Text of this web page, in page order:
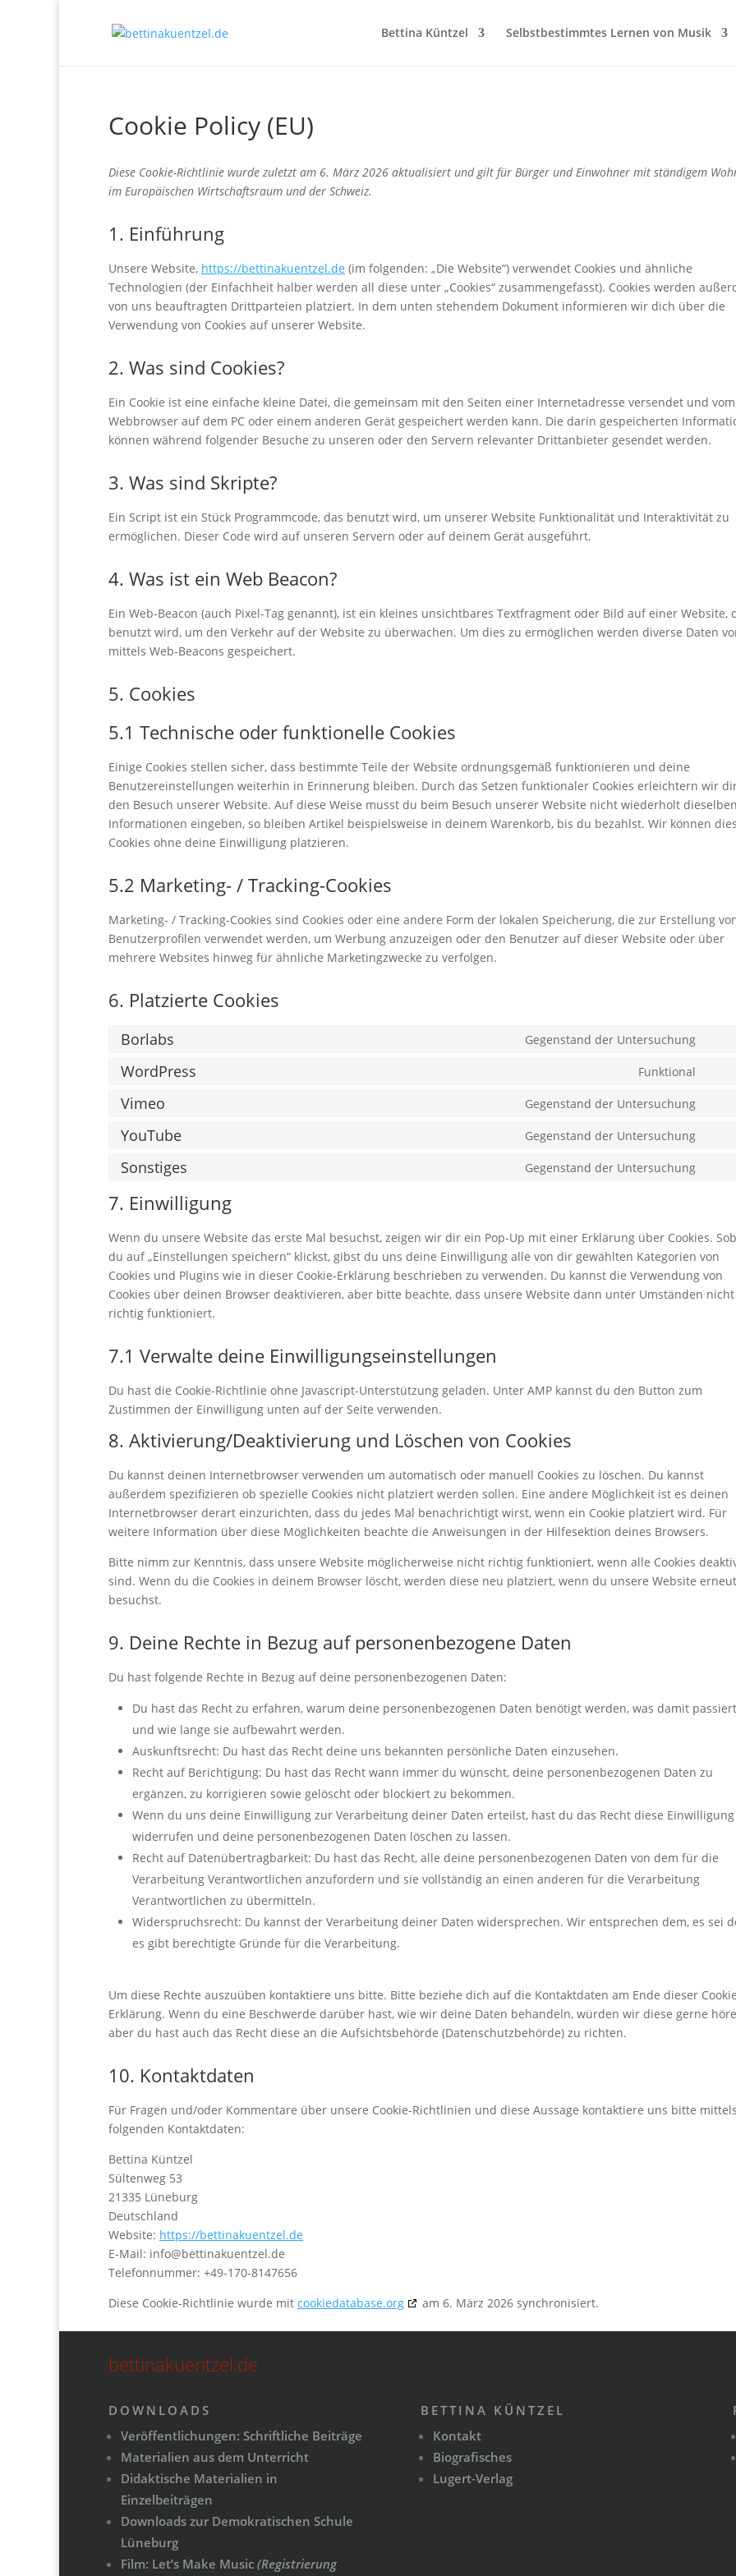
Bettina Küntzel Selbstbestimmtes Lernen von Musik
Cookie Policy (EU)
Diese Cookie-Richtlinie wurde zuletzt am 6. März 2026 aktualisiert und gilt für Bürger und Einwohner mit ständigem
im Europäischen Wirtschaftsraum und der Schweiz.
1. Einführung
Unsere Website, https://bettinakuentzel.de (im folgenden: „Die Website“) verwendet Cookies und ähnliche
Technologien (der Einfachheit halber werden all diese unter „Cookies“ zusammengefasst). Cookies werden
von uns beauftragten Drittparteien platziert. In dem unten stehendem Dokument informieren wir dich über die
Verwendung von Cookies auf unserer Website.
2. Was sind Cookies?
Ein Cookie ist eine einfache kleine Datei, die gemeinsam mit den Seiten einer Internetadresse versendet und vom
Webbrowser auf dem PC oder einem anderen Gerät gespeichert werden kann. Die darin gespeicherten
können während folgender Besuche zu unseren oder den Servern relevanter Drittanbieter gesendet werden.
3. Was sind Skripte?
Ein Script ist ein Stück Programmcode, das benutzt wird, um unserer Website Funktionalität und Interaktivität zu
ermöglichen. Dieser Code wird auf unseren Servern oder auf deinem Gerät ausgeführt.
4. Was ist ein Web Beacon?
Ein Web-Beacon (auch Pixel-Tag genannt), ist ein kleines unsichtbares Textfragment oder Bild auf einer Website,
benutzt wird, um den Verkehr auf der Website zu überwachen. Um dies zu ermöglichen werden diverse Daten
mittels Web-Beacons gespeichert.
5. Cookies
5.1 Technische oder funktionelle Cookies
Einige Cookies stellen sicher, dass bestimmte Teile der Website ordnungsgemäß funktionieren und deine
Benutzereinstellungen weiterhin in Erinnerung bleiben. Durch das Setzen funktionaler Cookies erleichtern wir
den Besuch unserer Website. Auf diese Weise musst du beim Besuch unserer Website nicht wiederholt dieselben
Informationen eingeben, so bleiben Artikel beispielsweise in deinem Warenkorb, bis du bezahlst. Wir können
Cookies ohne deine Einwilligung platzieren.
5.2 Marketing- / Tracking-Cookies
Marketing- / Tracking-Cookies sind Cookies oder eine andere Form der lokalen Speicherung, die zur Erstellung
Benutzerprofilen verwendet werden, um Werbung anzuzeigen oder den Benutzer auf dieser Website oder über
mehrere Websites hinweg für ähnliche Marketingzwecke zu verfolgen.
6. Platzierte Cookies
Borlabs Gegenstand der Untersuchung
WordPress Funktional
Vimeo Gegenstand der Untersuchung
YouTube Gegenstand der Untersuchung
Sonstiges Gegenstand der Untersuchung
7. Einwilligung
Wenn du unsere Website das erste Mal besuchst, zeigen wir dir ein Pop-Up mit einer Erklärung über Cookies.
du auf „Einstellungen speichern“ klickst, gibst du uns deine Einwilligung alle von dir gewählten Kategorien von
Cookies und Plugins wie in dieser Cookie-Erklärung beschrieben zu verwenden. Du kannst die Verwendung von
Cookies über deinen Browser deaktivieren, aber bitte beachte, dass unsere Website dann unter Umständen nicht
richtig funktioniert.
7.1 Verwalte deine Einwilligungseinstellungen
Du hast die Cookie-Richtlinie ohne Javascript-Unterstützung geladen. Unter AMP kannst du den Button zum
Zustimmen der Einwilligung unten auf der Seite verwenden.
8. Aktivierung/Deaktivierung und Löschen von Cookies
Du kannst deinen Internetbrowser verwenden um automatisch oder manuell Cookies zu löschen. Du kannst
außerdem spezifizieren ob spezielle Cookies nicht platziert werden sollen. Eine andere Möglichkeit ist es deinen
Internetbrowser derart einzurichten, dass du jedes Mal benachrichtigt wirst, wenn ein Cookie platziert wird. Für
weitere Information über diese Möglichkeiten beachte die Anweisungen in der Hilfesektion deines Browsers.
Bitte nimm zur Kenntnis, dass unsere Website möglicherweise nicht richtig funktioniert, wenn alle Cookies
sind. Wenn du die Cookies in deinem Browser löscht, werden diese neu platziert, wenn du unsere Website erneut
besuchst.
9. Deine Rechte in Bezug auf personenbezogene Daten
Du hast folgende Rechte in Bezug auf deine personenbezogenen Daten:
Du hast das Recht zu erfahren, warum deine personenbezogenen Daten benötigt werden, was damit passiert
und wie lange sie aufbewahrt werden.
Auskunftsrecht: Du hast das Recht deine uns bekannten persönliche Daten einzusehen.
Recht auf Berichtigung: Du hast das Recht wann immer du wünscht, deine personenbezogenen Daten zu
ergänzen, zu korrigieren sowie gelöscht oder blockiert zu bekommen.
Wenn du uns deine Einwilligung zur Verarbeitung deiner Daten erteilst, hast du das Recht diese Einwilligung
widerrufen und deine personenbezogenen Daten löschen zu lassen.
Recht auf Datenübertragbarkeit: Du hast das Recht, alle deine personenbezogenen Daten von dem für die
Verarbeitung Verantwortlichen anzufordern und sie vollständig an einen anderen für die Verarbeitung
Verantwortlichen zu übermitteln.
Widerspruchsrecht: Du kannst der Verarbeitung deiner Daten widersprechen. Wir entsprechen dem, es sei
es gibt berechtigte Gründe für die Verarbeitung.
Um diese Rechte auszuüben kontaktiere uns bitte. Bitte beziehe dich auf die Kontaktdaten am Ende dieser
Erklärung. Wenn du eine Beschwerde darüber hast, wie wir deine Daten behandeln, würden wir diese gerne
aber du hast auch das Recht diese an die Aufsichtsbehörde (Datenschutzbehörde) zu richten.
10. Kontaktdaten
Für Fragen und/oder Kommentare über unsere Cookie-Richtlinien und diese Aussage kontaktiere uns bitte
folgenden Kontaktdaten:
Bettina Küntzel
Sültenweg 53
21335 Lüneburg
Deutschland
Website: https://bettinakuentzel.de
E-Mail: info@bettinakuentzel.de
Telefonnummer: +49-170-8147656
Diese Cookie-Richtlinie wurde mit cookiedatabase.org am 6. März 2026 synchronisiert.
bettinakuentzel.de
DOWNLOADS
Veröffentlichungen: Schriftliche Beiträge
Materialien aus dem Unterricht
Didaktische Materialien in
Einzelbeiträgen
Downloads zur Demokratischen Schule
Lüneburg
Film: Let’s Make Music (Registrierung
BETTINA KÜNTZEL
Kontakt
Biografisches
Lugert-Verlag